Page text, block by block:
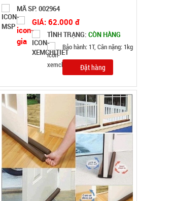
Thanh xốp chặn cửa cách âm thông minh 1M
MÃ SP: 003055
GIÁ: 7.500 đ
TÌNH TRẠNG:CÒN HÀNG
Bảo hành: Test
Đặt hàng